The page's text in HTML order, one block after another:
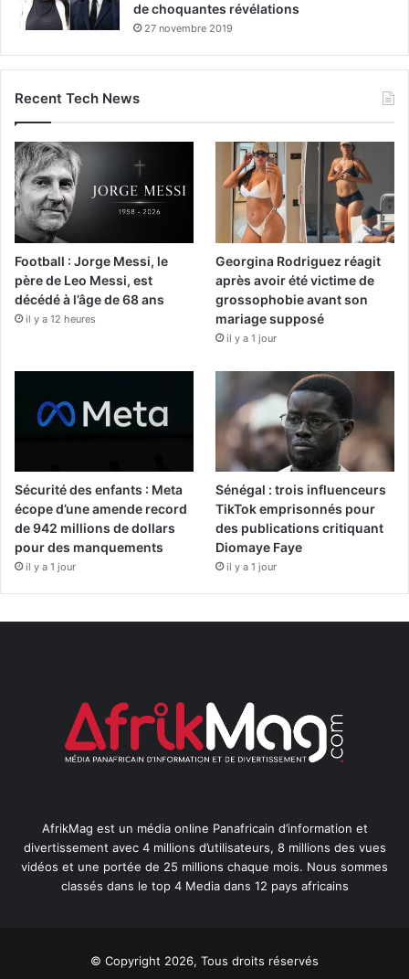
de choquantes révélations
27 novembre 2019
Recent Tech News
Football : Jorge Messi, le
père de Leo Messi, est
décédé à l’âge de 68 ans
il y a 12 heures
Georgina Rodriguez réagit
après avoir été victime de
grossophobie avant son
mariage supposé
il y a 1 jour
Sécurité des enfants : Meta
écope d’une amende record
de 942 millions de dollars
pour des manquements
il y a 1 jour
Sénégal : trois influenceurs
TikTok emprisonnés pour
des publications critiquant
Diomaye Faye
il y a 1 jour
AfrikMag est un média online Panafricain d’information et
divertissement avec 4 millions d’utilisateurs, 8 millions des vues
vidéos et une portée de 25 millions chaque mois. Nous sommes
classés dans le top 4 Media dans 12 pays africains
© Copyright 2026, Tous droits réservés